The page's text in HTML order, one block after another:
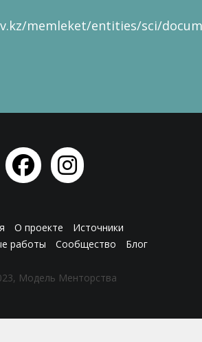
memleket/entities/sci/
О проекте
Источники
работы
Сообщество Блог
Модель Менторства